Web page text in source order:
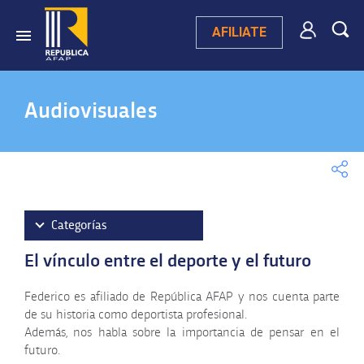
AFILIATE
Audiovisuales
Categorías
Videos destacados
Campaña publicitaria 2025
Videos testimoniales
Ley 20.130
El vínculo entre el deporte y el futuro
Federico es afiliado de República AFAP y nos cuenta parte
de su historia como deportista profesional.
Además, nos habla sobre la importancia de pensar en el
futuro.